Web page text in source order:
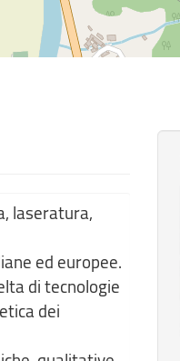
laseratura,
ed europee.
di tecnologie
dei